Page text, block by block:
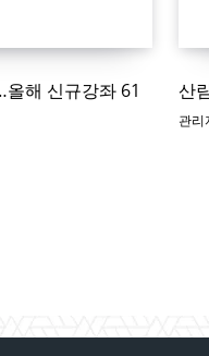
올해 신규강좌 61
산
관리